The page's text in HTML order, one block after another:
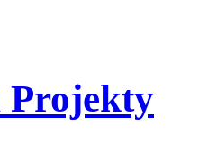
Projekty